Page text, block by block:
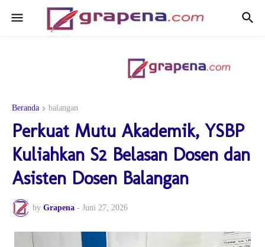
Beranda balangan
Perkuat Mutu Akademik, YSBP
Kuliahkan S2 Belasan Dosen dan
Asisten Dosen Balangan
by Grapena - Juni 27, 2026